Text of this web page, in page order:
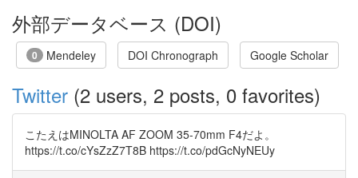
外部データベース (DOI)
0 Mendeley DOI Chronograph Google Scholar
Twitter (2 users, 2 posts, 0 favorites)
こたえはMINOLTA AF ZOOM 35-70mm F4だよ。
https://t.co/cYsZzZ7T8B https://t.co/pdGcNyNEUy